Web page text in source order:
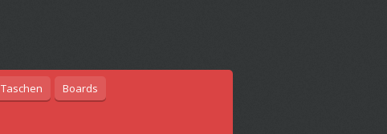
Taschen
Boards